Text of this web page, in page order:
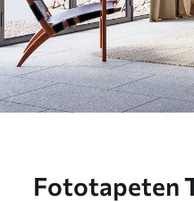
Fototapeten